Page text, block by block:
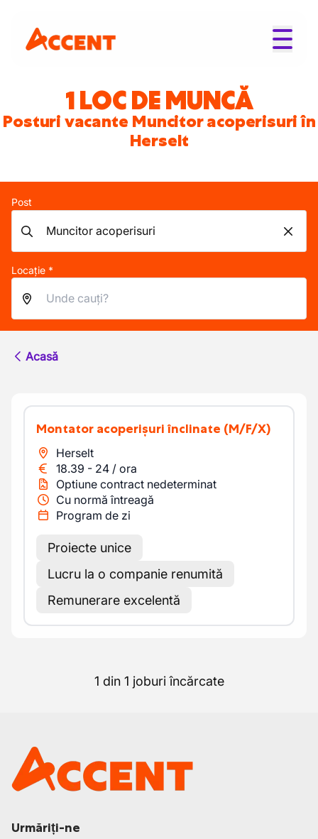
1 LOC DE MUNCĂ
Posturi vacante Muncitor acoperisuri în
Herselt
Post
Locație *
Acasă
Montator acoperișuri înclinate (M/F/X)
Herselt
18.39 - 24 / ora
Optiune contract nedeterminat
Cu normă întreagă
Program de zi
Proiecte unice
Lucru la o companie renumită
Remunerare excelentă
1 din 1 joburi încărcate
Urmăriți-ne